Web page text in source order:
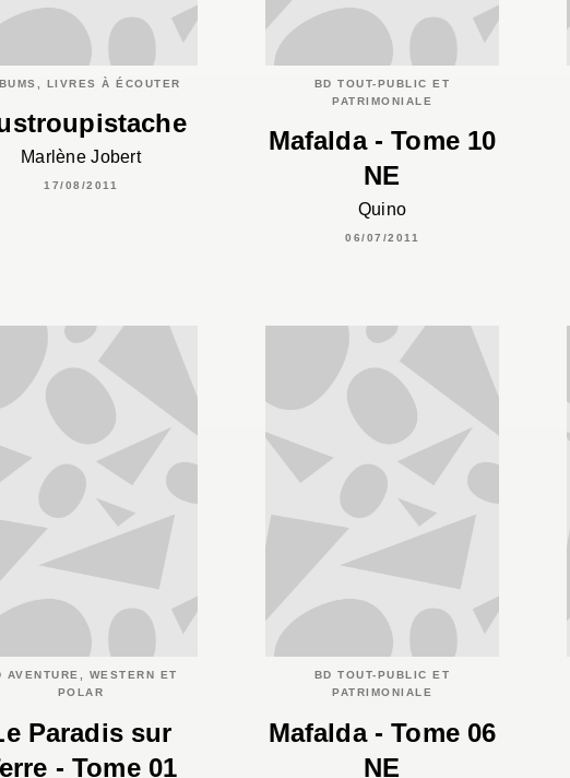
LIVRES À ÉCOUTER
Marlène Jobert
17/08/2011
BD TOUT-PUBLIC ET
PATRIMONIALE
Mafalda - Tome 10
NE
Quino
06/07/2011
AVENTURE, WESTERN ET
POLAR
Paradis sur
- Tome 01
BD TOUT-PUBLIC ET
PATRIMONIALE
Mafalda - Tome 06
NE